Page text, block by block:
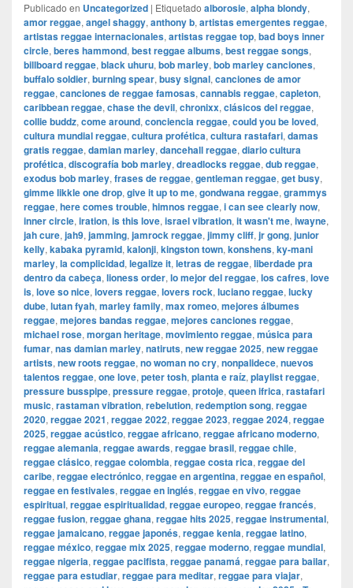
Publicado en Uncategorized | Etiquetado alborosie, alpha blondy,
amor reggae, angel shaggy, anthony b, artistas emergentes reggae,
artistas reggae internacionales, artistas reggae top, bad boys inner
circle, beres hammond, best reggae albums, best reggae songs,
billboard reggae, black uhuru, bob marley, bob marley canciones,
buffalo soldier, burning spear, busy signal, canciones de amor
reggae, canciones de reggae famosas, cannabis reggae, capleton,
caribbean reggae, chase the devil, chronixx, clásicos del reggae,
collie buddz, come around, conciencia reggae, could you be loved,
cultura mundial reggae, cultura profética, cultura rastafari, damas
gratis reggae, damian marley, dancehall reggae, diario cultura
profética, discografía bob marley, dreadlocks reggae, dub reggae,
exodus bob marley, frases de reggae, gentleman reggae, get busy,
gimme likkle one drop, give it up to me, gondwana reggae, grammys
reggae, here comes trouble, himnos reggae, i can see clearly now,
inner circle, iration, is this love, israel vibration, it wasn't me, iwayne,
jah cure, jah9, jamming, jamrock reggae, jimmy cliff, jr gong, junior
kelly, kabaka pyramid, kalonji, kingston town, konshens, ky-mani
marley, la complicidad, legalize it, letras de reggae, liberdade pra
dentro da cabeça, lioness order, lo mejor del reggae, los cafres, love
is, love so nice, lovers reggae, lovers rock, luciano reggae, lucky
dube, lutan fyah, marley family, max romeo, mejores álbumes
reggae, mejores bandas reggae, mejores canciones reggae,
michael rose, morgan heritage, movimiento reggae, música para
fumar, nas damian marley, natiruts, new reggae 2025, new reggae
artists, new roots reggae, no woman no cry, nonpalidece, nuevos
talentos reggae, one love, peter tosh, planta e raíz, playlist reggae,
pressure busspipe, pressure reggae, protoje, queen ifrica, rastafari
music, rastaman vibration, rebelution, redemption song, reggae
2020, reggae 2021, reggae 2022, reggae 2023, reggae 2024, reggae
2025, reggae acústico, reggae africano, reggae africano moderno,
reggae alemania, reggae awards, reggae brasil, reggae chile,
reggae clásico, reggae colombia, reggae costa rica, reggae del
caribe, reggae electrónico, reggae en argentina, reggae en español,
reggae en festivales, reggae en inglés, reggae en vivo, reggae
espiritual, reggae espiritualidad, reggae europeo, reggae francés,
reggae fusion, reggae ghana, reggae hits 2025, reggae instrumental,
reggae jamaicano, reggae japonés, reggae kenia, reggae latino,
reggae méxico, reggae mix 2025, reggae moderno, reggae mundial,
reggae nigeria, reggae pacifista, reggae panamá, reggae para bailar,
reggae para estudiar, reggae para meditar, reggae para viajar,